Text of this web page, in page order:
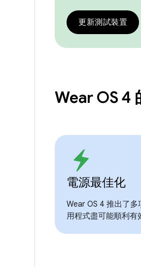
更新測試裝置
Wear OS 4
電源最佳化
Wear OS 4 推出了
用程式盡可能順利有